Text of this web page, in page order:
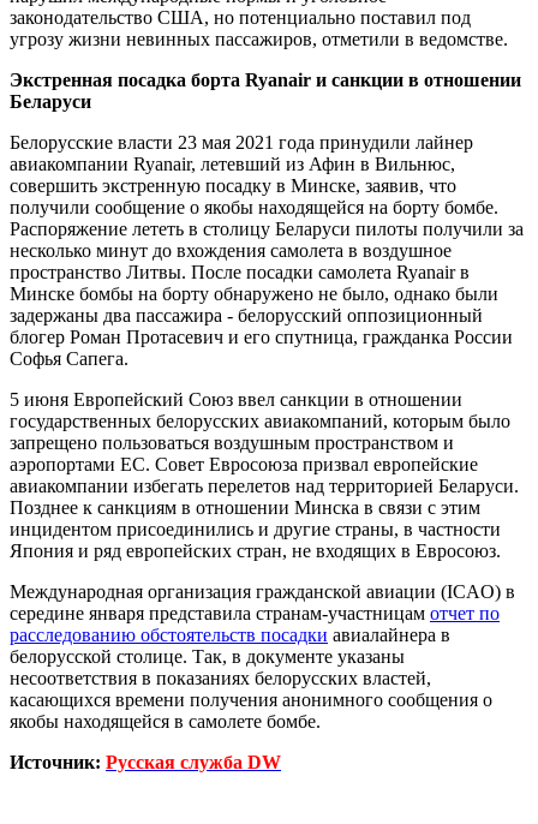
законодательство США, но потенциально поставил под
угрозу жизни невинных пассажиров, отметили в ведомстве.
Экстренная посадка борта Ryanair и санкции в отношении
Беларуси
Белорусские власти 23 мая 2021 года принудили лайнер
авиакомпании Ryanair, летевший из Афин в Вильнюс,
совершить экстренную посадку в Минске, заявив, что
получили сообщение о якобы находящейся на борту бомбе.
Распоряжение лететь в столицу Беларуси пилоты получили за
несколько минут до вхождения самолета в воздушное
пространство Литвы. После посадки самолета Ryanair в
Минске бомбы на борту обнаружено не было, однако были
задержаны два пассажира - белорусский оппозиционный
блогер Роман Протасевич и его спутница, гражданка России
Софья Сапега.
5 июня Европейский Союз ввел санкции в отношении
государственных белорусских авиакомпаний, которым было
запрещено пользоваться воздушным пространством и
аэропортами ЕС. Совет Евросоюза призвал европейские
авиакомпании избегать перелетов над территорией Беларуси.
Позднее к санкциям в отношении Минска в связи с этим
инцидентом присоединились и другие страны, в частности
Япония и ряд европейских стран, не входящих в Евросоюз.
Международная организация гражданской авиации (ICAO) в
середине января представила странам-участницам отчет по
расследованию обстоятельств посадки авиалайнера в
белорусской столице. Так, в документе указаны
несоответствия в показаниях белорусских властей,
касающихся времени получения анонимного сообщения о
якобы находящейся в самолете бомбе.
Источник: Русская служба DW